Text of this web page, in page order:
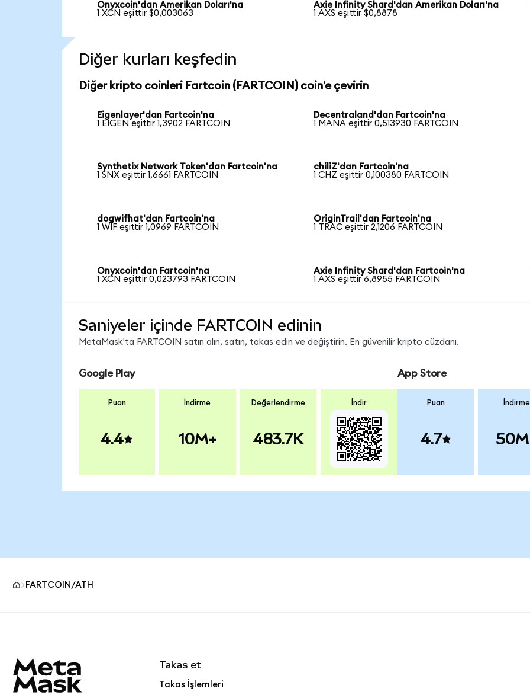
Onyxcoin'dan Amerikan Doları'na
1 XCN eşittir $0,003063
Axie Infinity Shard'dan Amerikan Doları'na
1 AXS eşittir $0,8878
Diğer kurları keşfedin
Diğer kripto coinleri Fartcoin (FARTCOIN) coin'e çevirin
Eigenlayer'dan Fartcoin'na
1 EIGEN eşittir 1,3902 FARTCOIN
Decentraland'dan Fartcoin'na
1 MANA eşittir 0,513930 FARTCOIN
Synthetix Network Token'dan Fartcoin'na
1 SNX eşittir 1,6661 FARTCOIN
chiliZ'dan Fartcoin'na
1 CHZ eşittir 0,100380 FARTCOIN
dogwifhat'dan Fartcoin'na
1 WIF eşittir 1,0969 FARTCOIN
OriginTrail'dan Fartcoin'na
1 TRAC eşittir 2,1206 FARTCOIN
Onyxcoin'dan Fartcoin'na
1 XCN eşittir 0,023793 FARTCOIN
Axie Infinity Shard'dan Fartcoin'na
1 AXS eşittir 6,8955 FARTCOIN
Saniyeler içinde FARTCOIN edinin
MetaMask'ta FARTCOIN satın alın, satın, takas edin ve değiştirin. En güvenilir kripto cüzdanı.
Google Play
Puan
4.4
İndirme
10M+
Değerlendirme
483.7K
İndir
App Store
Puan
4.7
İndirme
FARTCOIN/ATH
Takas et
Takas İşlemleri